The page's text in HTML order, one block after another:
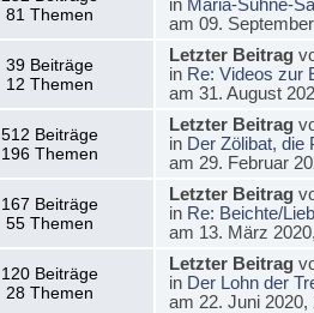
81 Themen
am 09.
39 Beiträge
12 Themen
Letzter Beitrag
in Re: Videos zur
am 31. August
512 Beiträge
196 Themen
Letzter Beitrag
in Der Zölibat, die
am 29. Februar
167 Beiträge
55 Themen
Letzter Beitrag
in Re: Beichte/
am 13. März
120 Beiträge
28 Themen
Letzter Beitrag
in Der Lohn der
am 22. Juni 2020,